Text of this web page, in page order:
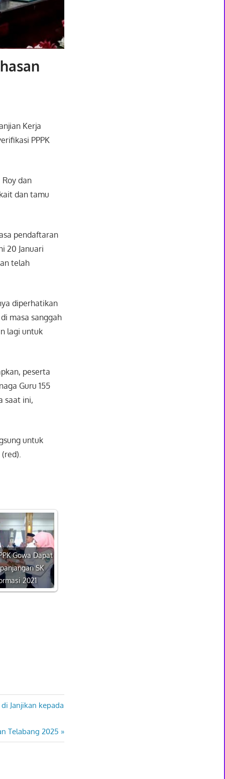
Kerja
PPPK
dan
dan tamu
pendaftaran
20 Januari
telah
diperhatikan
masa sanggah
lagi untuk
peserta
Guru 155
saat ini,
untuk
Gowa Dapat
SK
2021
Janjikan kepada
Telabang 2025